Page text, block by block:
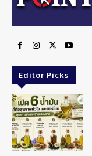
Editor Picks